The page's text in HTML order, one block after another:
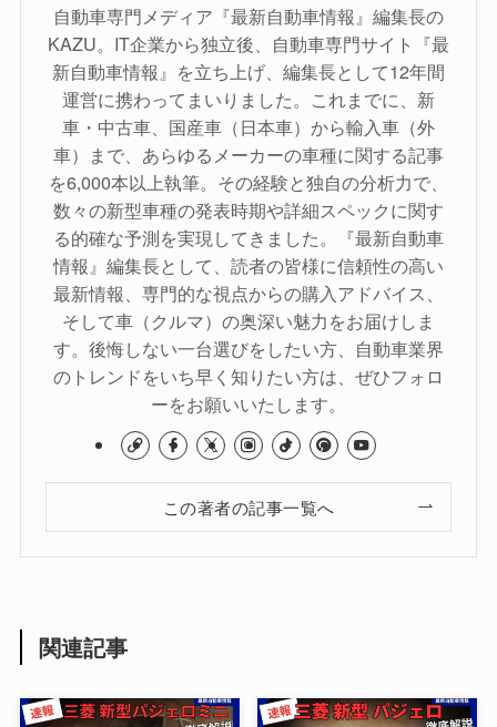
自動車専門メディア『最新自動車情報』編集長の
KAZU。IT企業から独立後、自動車専門サイト『最
新自動車情報』を立ち上げ、編集長として12年間
運営に携わってまいりました。これまでに、新
車・中古車、国産車（日本車）から輸入車（外
車）まで、あらゆるメーカーの車種に関する記事
を6,000本以上執筆。その経験と独自の分析力で、
数々の新型車種の発表時期や詳細スペックに関す
る的確な予測を実現してきました。『最新自動車
情報』編集長として、読者の皆様に信頼性の高い
最新情報、専門的な視点からの購入アドバイス、
そして車（クルマ）の奥深い魅力をお届けしま
す。後悔しない一台選びをしたい方、自動車業界
のトレンドをいち早く知りたい方は、ぜひフォロ
ーをお願いいたします。
この著者の記事一覧へ
関連記事